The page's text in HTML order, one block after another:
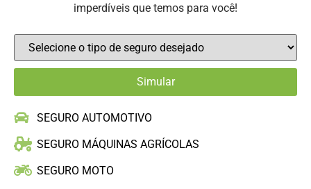
imperdíveis que temos para você!
SEGURO AUTOMOTIVO
SEGURO MÁQUINAS AGRÍCOLAS
SEGURO MOTO